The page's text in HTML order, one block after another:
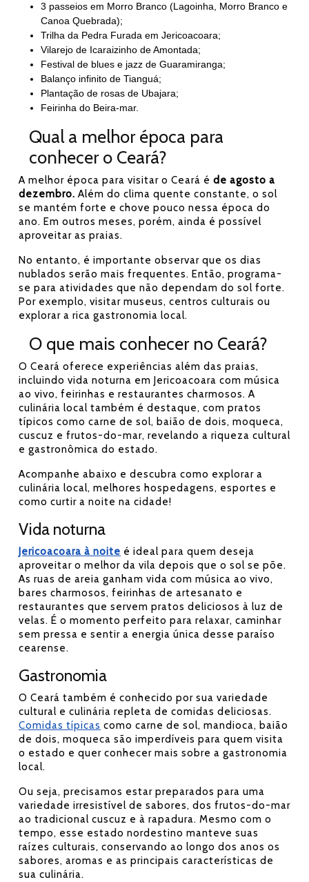
3 passeios em Morro Branco (Lagoinha, Morro Branco e
Canoa Quebrada);
Trilha da Pedra Furada em Jericoacoara;
Vilarejo de Icaraizinho de Amontada;
Festival de blues e jazz de Guaramiranga;
Balanço infinito de Tianguá;
Plantação de rosas de Ubajara;
Feirinha do Beira-mar.
Qual a melhor época para
conhecer o Ceará?
A melhor época para visitar o Ceará é de agosto a
dezembro. Além do clima quente constante, o sol
se mantém forte e chove pouco nessa época do
ano. Em outros meses, porém, ainda é possível
aproveitar as praias.
No entanto, é importante observar que os dias
nublados serão mais frequentes. Então, programa-
se para atividades que não dependam do sol forte.
Por exemplo, visitar museus, centros culturais ou
explorar a rica gastronomia local.
O que mais conhecer no Ceará?
O Ceará oferece experiências além das praias,
incluindo vida noturna em Jericoacoara com música
ao vivo, feirinhas e restaurantes charmosos. A
culinária local também é destaque, com pratos
típicos como carne de sol, baião de dois, moqueca,
cuscuz e frutos-do-mar, revelando a riqueza cultural
e gastronômica do estado.
Acompanhe abaixo e descubra como explorar a
culinária local, melhores hospedagens, esportes e
como curtir a noite na cidade!
Vida noturna
Jericoacoara à noite é ideal para quem deseja
aproveitar o melhor da vila depois que o sol se põe.
As ruas de areia ganham vida com música ao vivo,
bares charmosos, feirinhas de artesanato e
restaurantes que servem pratos deliciosos à luz de
velas. É o momento perfeito para relaxar, caminhar
sem pressa e sentir a energia única desse paraíso
cearense.
Gastronomia
O Ceará também é conhecido por sua variedade
cultural e culinária repleta de comidas deliciosas.
Comidas típicas como carne de sol, mandioca, baião
de dois, moqueca são imperdíveis para quem visita
o estado e quer conhecer mais sobre a gastronomia
local.
Ou seja, precisamos estar preparados para uma
variedade irresistível de sabores, dos frutos-do-mar
ao tradicional cuscuz e à rapadura. Mesmo com o
tempo, esse estado nordestino manteve suas
raízes culturais, conservando ao longo dos anos os
sabores, aromas e as principais características de
sua culinária.